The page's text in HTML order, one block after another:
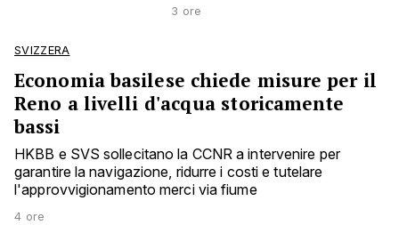
3 ore
SVIZZERA
Economia basilese chiede misure per il
Reno a livelli d'acqua storicamente
bassi
HKBB e SVS sollecitano la CCNR a intervenire per
garantire la navigazione, ridurre i costi e tutelare
l'approvvigionamento merci via fiume
4 ore